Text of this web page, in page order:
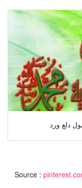
دلع ورد
Source :